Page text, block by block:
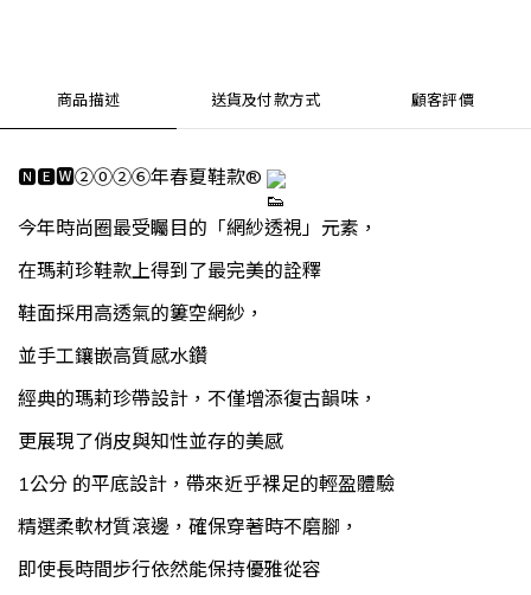
商品描述 送貨及付款方式 顧客評價
🅽🅴🆆②⓪②⑥年春夏鞋款®
今年時尚圈最受矚目的「網紗透視」元素，
在瑪莉珍鞋款上得到了最完美的詮釋
鞋面採用高透氣的簍空網紗，
並手工鑲嵌高質感水鑽
經典的瑪莉珍帶設計，不僅增添復古韻味，
更展現了俏皮與知性並存的美感
1公分 的平底設計，帶來近乎裸足的輕盈體驗
精選柔軟材質滾邊，確保穿著時不磨腳，
即使長時間步行依然能保持優雅從容